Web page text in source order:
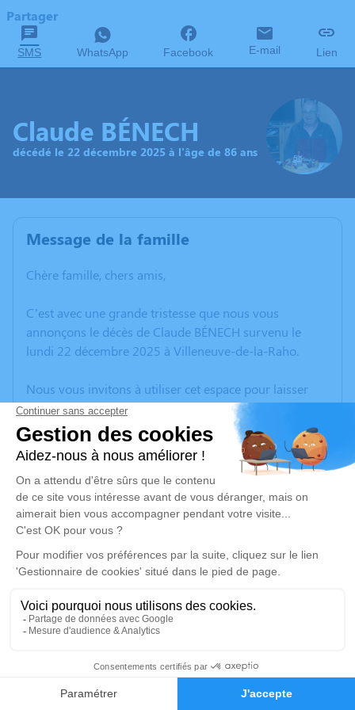
Faire-part Hommages
Partager
SMS WhatsApp Facebook E-mail Lien
Claude BÉNECH
décédé le 22 décembre 2025 à l'âge de 86 ans
Message de la famille
Chère famille, chers amis,
C’est avec une grande tristesse que nous vous
annonçons le décès de Claude BÉNECH survenu le
lundi 22 décembre 2025 à Villeneuve-de-la-Raho.
Nous vous invitons à utiliser cet espace pour laisser
vos condoléances, partager des photos souvenirs, une
anecdote ou exprimer vos pensées à travers des
poèmes ou des textes. Cet endroit est un lieu
d'expression dédié à honorer la mémoire de Claude
BÉNECH.
Un service de plantation d’arbre hommage est
disponible ici.
Je rends hommage
Cérémonie civile
Chambre Funéraire de la Raho de Villeneuve-
de-la-Raho